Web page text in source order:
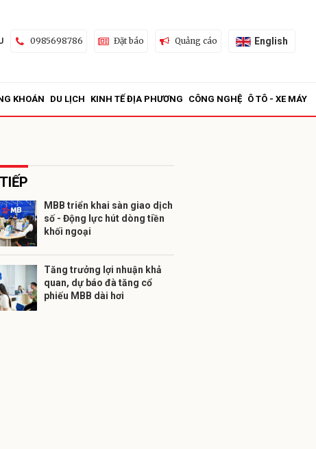
0985698786 Đặt báo Quảng cáo English
KHOÁN DU LỊCH KINH TẾ ĐỊA PHƯƠNG CÔNG NGHỆ Ô TÔ - XE MÁY
MBB triển khai sàn giao dịch
số - Động lực hút dòng tiền
khối ngoại
Tăng trưởng lợi nhuận khả
quan, dự báo đà tăng cổ
phiếu MBB dài hơi
Gửi